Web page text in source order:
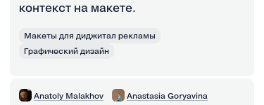
контекст на макете.
Макеты для диджитал рекламы
Графический дизайн
Anatoly Malakhov Anastasia Goryavina